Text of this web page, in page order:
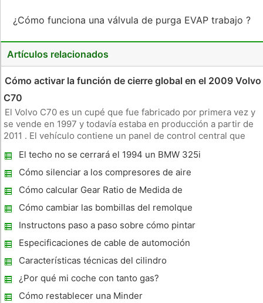
¿Cómo funciona una válvula de purga EVAP trabajo ?
Artículos relacionados
Cómo activar la función de cierre global en el 2009 Volvo
C70
El Volvo C70 es un cupé que fue fabricado por primera vez y
se vende en 1997 y todavía estaba en producción a partir de
2011 . El vehículo contiene un panel de control central que
como la función de cierre global. Esta función bloquea au
El techo no se cerrará el 1994 un BMW 325i
Cómo silenciar a los compresores de aire
Cómo calcular Gear Ratio de Medida de
neumáticos
Cómo cambiar las bombillas del remolque
Instructons paso a paso sobre cómo pintar
un coche
Especificaciones de cable de automoción
Características técnicas del cilindro
maestro de freno
¿Por qué mi coche con tanto gas?
Cómo restablecer una Minder